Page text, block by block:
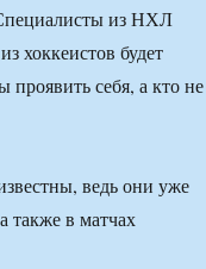
из НХЛ
хоккеистов будет
себя, а кто не
ведь они уже
также в матчах